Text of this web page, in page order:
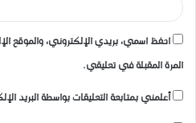
احفظ اسمي، بريدي الإلكتروني، والموقع
المرة المقبلة في تعليقي.
أعلمني بمتابعة التعليقات بواسطة البريد